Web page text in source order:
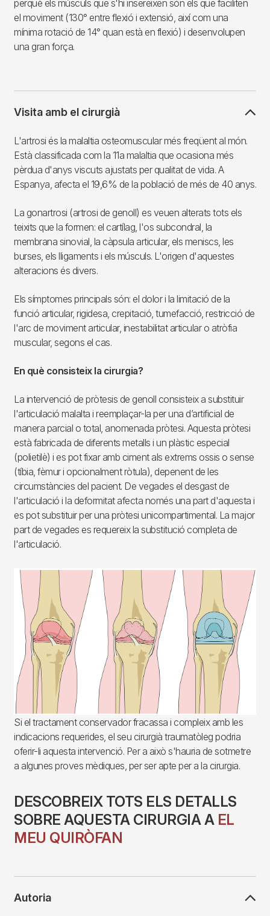
perquè els músculs que s'hi insereixen són els que faciliten
el moviment (130° entre flexió i extensió, així com una
mínima rotació de 14° quan està en flexió) i desenvolupen
una gran força.
Visita amb el cirurgià
L'artrosi és la malaltia osteomuscular més freqüent al món.
Està classificada com la 11a malaltia que ocasiona més
pèrdua d'anys viscuts ajustats per qualitat de vida. A
Espanya, afecta el 19,6% de la població de més de 40 anys.
La gonartrosi (artrosi de genoll) es veuen alterats tots els
teixits que la formen: el cartílag, l'os subcondral, la
membrana sinovial, la càpsula articular, els meniscs, les
burses, els lligaments i els músculs. L'origen d'aquestes
alteracions és divers.
Els símptomes principals són: el dolor i la limitació de la
funció articular, rigidesa, crepitació, tumefacció, restricció de
l'arc de moviment articular, inestabilitat articular o atròfia
muscular, segons el cas.
En què consisteix la cirurgia?
La intervenció de pròtesis de genoll consisteix a substituir
l'articulació malalta i reemplaçar-la per una d’artificial de
manera parcial o total, anomenada pròtesi. Aquesta pròtesi
està fabricada de diferents metalls i un plàstic especial
(polietilè) i es pot fixar amb ciment als extrems ossis o sense
(tíbia, fèmur i opcionalment ròtula), depenent de les
circumstàncies del pacient. De vegades el desgast de
l'articulació i la deformitat afecta només una part d'aquesta i
es pot substituir per una pròtesi unicompartimental. La major
part de vegades es requereix la substitució completa de
l'articulació.
Imagen
Si el tractament conservador fracassa i compleix amb les
indicacions requerides, el seu cirurgià traumatòleg podria
oferir-li aquesta intervenció. Per a això s'hauria de sotmetre
a algunes proves mèdiques, per ser apte per a la cirurgia.
DESCOBREIX TOTS ELS DETALLS
SOBRE AQUESTA CIRURGIA A EL
MEU QUIRÒFAN
Autoria